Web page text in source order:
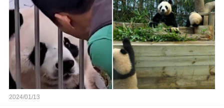
2024/01/13